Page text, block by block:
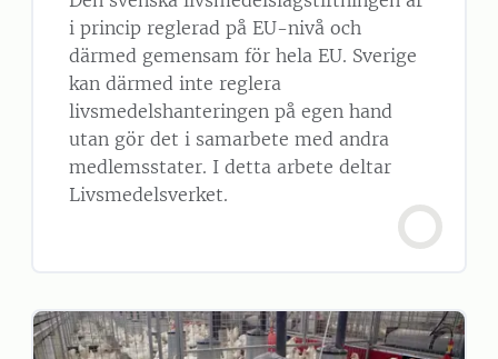
i princip reglerad på EU-nivå och
därmed gemensam för hela EU. Sverige
kan därmed inte reglera
livsmedelshanteringen på egen hand
utan gör det i samarbete med andra
medlemsstater. I detta arbete deltar
Livsmedelsverket.